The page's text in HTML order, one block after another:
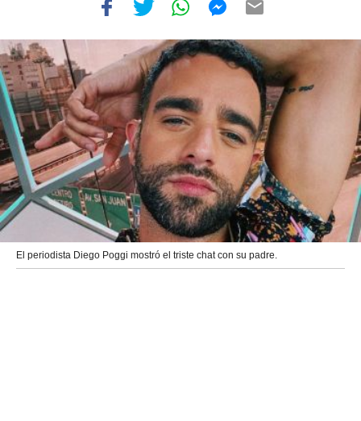
El periodista Diego Poggi mostró el triste chat con su padre.